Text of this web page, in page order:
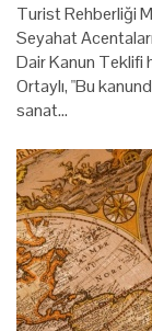
Turist Rehberliği
Seyahat
Dair Kanun Teklifi
Ortaylı, "Bu
sanat…